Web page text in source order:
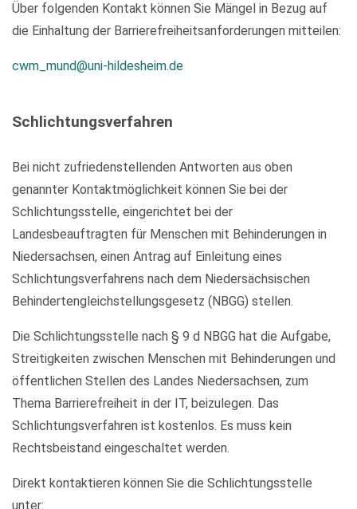
Über folgenden Kontakt können Sie Mängel in Bezug auf
die Einhaltung der Barrierefreiheitsanforderungen mitteilen:
cwm_mund@uni-hildesheim.de
Schlichtungsverfahren
Bei nicht zufriedenstellenden Antworten aus oben
genannter Kontaktmöglichkeit können Sie bei der
Schlichtungsstelle, eingerichtet bei der
Landesbeauftragten für Menschen mit Behinderungen in
Niedersachsen, einen Antrag auf Einleitung eines
Schlichtungsverfahrens nach dem Niedersächsischen
Behindertengleichstellungsgesetz (NBGG) stellen.
Die Schlichtungsstelle nach § 9 d NBGG hat die Aufgabe,
Streitigkeiten zwischen Menschen mit Behinderungen und
öffentlichen Stellen des Landes Niedersachsen, zum
Thema Barrierefreiheit in der IT, beizulegen. Das
Schlichtungsverfahren ist kostenlos. Es muss kein
Rechtsbeistand eingeschaltet werden.
Direkt kontaktieren können Sie die Schlichtungsstelle
unter: